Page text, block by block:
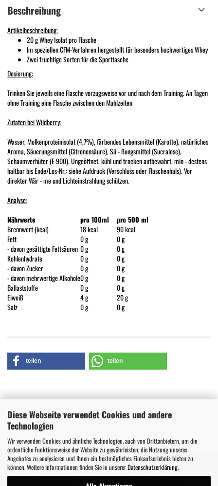
Diese Webseite verwendet Cookies und andere
Technologien
Wir verwenden Cookies und ähnliche Technologien, auch von Drittanbietern, um die
ordentliche Funktionsweise der Website zu gewährleisten, die Nutzung unseres
Angebotes zu analysieren und Ihnen ein bestmögliches Einkaufserlebnis bieten zu
können. Weitere Informationen finden Sie in unsererDatenschutzerklärung.
Beschreibung
Artikelbeschreibung:
20 g Whey Isolat pro Flasche
Im speziellen CFM-Verfahren hergestellt für besonders hochwertiges Whey
Zwei fruchtige Sorten für die Sporttasche
Dosierung:
Trinken Sie jeweils eine Flasche vorzugsweise vor und nach dem Training. An Tagen
ohne Training eine Flasche zwischen den Mahlzeiten
Zutaten bei Wildberry:
Wasser, Molkenproteinisolat (4,7%), färbendes Lebensmittel (Karotte), natürliches
Aroma, Säuerungsmittel (Citronensäure), Sü - ßungsmittel (Sucralose),
Schaumverhüter (E 900). Ungeöffnet, kühl und trocken aufbewahrt, min - destens
haltbar bis Ende/Los-Nr.: siehe Aufdruck (Verschluss oder Flaschenhals). Vor
direkter Wär - me und Lichteinstrahlung schützen.
Analyse:
Nährwerte
pro 100ml
pro 500 ml
Brennwert (kcal)
18 kcal
90 kcal
Fett
0 g
0 g
- davon gesättigte Fettsäuren 0 g
0 g
Kohlenhydrate
0 g
0 g
- davon Zucker
0 g
0 g
- davon mehrwertige Alkohole0 g
0 g
Ballaststoffe
0 g
0 g
Eiweiß
4 g
20 g
Salz
0 g 0 g
teilen teilen
Kontakt Impressum AGB
Versand- & Zahlungsbedingungen
Widerrufsrecht & Widerrufsformular